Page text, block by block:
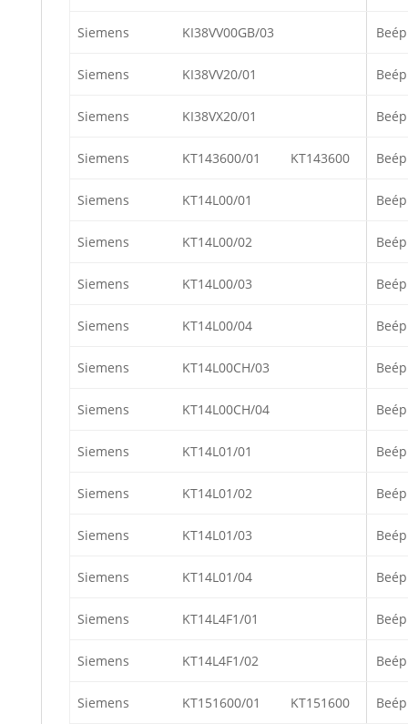
Siemens KI38VV00GB/03
Siemens KI38VV20/01
Siemens KI38VX20/01
Siemens KT143600/01 KT143600
Siemens KT14L00/01
Siemens KT14L00/02
Siemens KT14L00/03
Siemens KT14L00/04
Siemens KT14L00CH/03
Siemens KT14L00CH/04
Siemens KT14L01/01
Siemens KT14L01/02
Siemens KT14L01/03
Siemens KT14L01/04
Siemens KT14L4F1/01
Siemens KT14L4F1/02
Siemens KT151600/01 KT151600